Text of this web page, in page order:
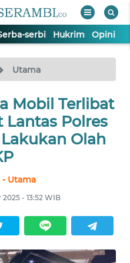
serbi Hukrim Opini
Utama
Mobil Terlibat
Lantas Polres
Olah
- Utama
- 13:52 WIB